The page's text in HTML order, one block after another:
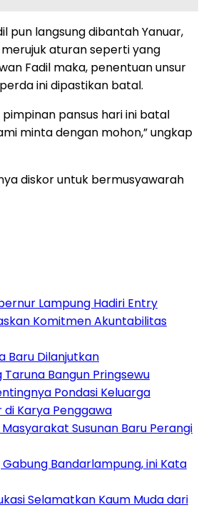
pun langsung dibantah Yanuar,
aturan seperti yang
Fadil maka, penentuan unsur
ini dipastikan batal.
pimpinan pansus hari ini batal
minta dengan mohon,” ungkap
diskor untuk bermusyawarah
Lampung Hadiri Entry
Komitmen Akuntabilitas
Baru Dilanjutkan
Bangun Pringsewu
Pondasi Keluarga
Karya Penggawa
Susunan Baru Perangi
Bandarlampung, ini Kata
Selamatkan Kaum Muda dari